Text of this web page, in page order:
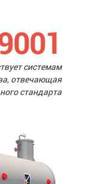
системам
отвечающая
стандарта